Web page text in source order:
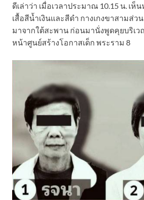
ดีเล่าว่า เมื่อเวลาประมาณ 10.15 น. เห็
เสื้อสีน้ำเงินและสีดำ กางเกงขาสามส่ว
มาจากใต้สะพาน ก่อนมานั่งพูดคุยบริเ
หน้าศูนย์สร้างโอกาสเด็ก พระราม 8